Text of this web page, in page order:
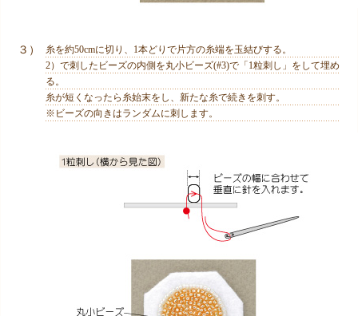
３）
糸を約50cmに切り、1本どりで片方の糸端を玉結びする。
2）で刺したビーズの内側を丸小ビーズ(#3)で「1粒刺し」をして埋め
る。
糸が短くなったら糸始末をし、新たな糸で続きを刺す。
※ビーズの向きはランダムに刺します。